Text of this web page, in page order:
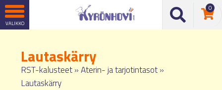
0
Lautaskärry
RST-kalusteet»Aterin- ja tarjotintasot»
Lautaskärry